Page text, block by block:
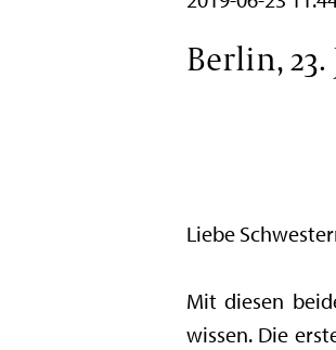
Berlin, 23.
Liebe
Mit diesen
wissen. Die